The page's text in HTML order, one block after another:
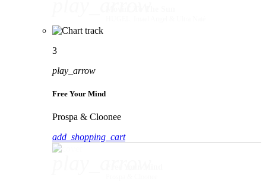
3
play_arrow
Free Your Mind
Prospa & Cloonee
add_shopping_cart